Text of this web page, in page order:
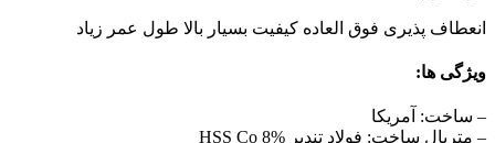
انعطاف پذیری فوق العاده کیفیت بسیار بالا طول عمر زیاد
ویژگی ها:
– ساخت: آمریکا
– متریال ساخت: فولاد تندبر HSS Co 8%